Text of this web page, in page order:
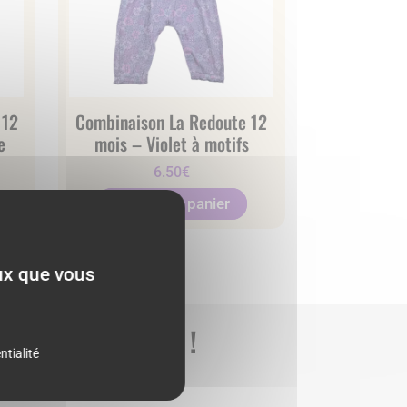
Combinaison La Redoute 12
mois – Violet à motifs
6.50€
Ajouter au panier
AFFAIRE !
que vous